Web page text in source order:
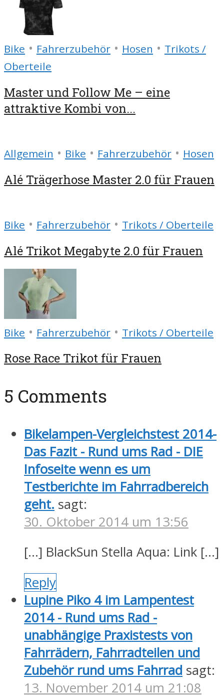
Bike • Fahrerzubehör • Hosen • Trikots /
Oberteile
Master und Follow Me – eine
attraktive Kombi von...
Allgemein • Bike • Fahrerzubehör • Hosen
Alé Trägerhose Master 2.0 für Frauen
Bike • Fahrerzubehör • Trikots / Oberteile
Alé Trikot Megabyte 2.0 für Frauen
Bike • Fahrerzubehör • Trikots / Oberteile
Rose Race Trikot für Frauen
5 Comments
Bikelampen-Vergleichstest 2014-
Das Fazit - Rund ums Rad - DIE
Infoseite wenn es um
Testberichte im Fahrradbereich
geht. sagt:
30. Oktober 2014 um 13:56
[…] BlackSun Stella Aqua: Link […]
Reply
Lupine Piko 4 im Lampentest
2014 - Rund ums Rad -
unabhängige Praxistests von
Fahrrädern, Fahrradteilen und
Zubehör rund ums Fahrrad sagt:
13. November 2014 um 21:08